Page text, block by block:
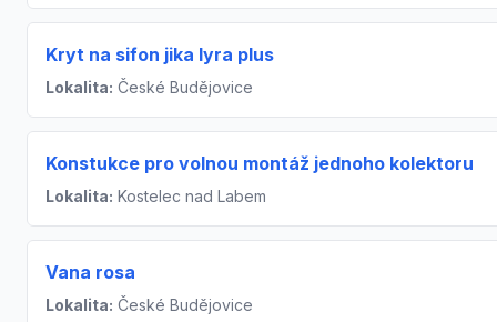
Kryt na sifon jika lyra plus
Lokalita: České Budějovice
Konstukce pro volnou montáž jednoho kolektoru
Lokalita: Kostelec nad Labem
Vana rosa
Lokalita: České Budějovice